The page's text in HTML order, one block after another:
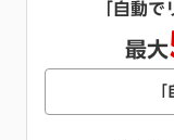
キャッ
最大